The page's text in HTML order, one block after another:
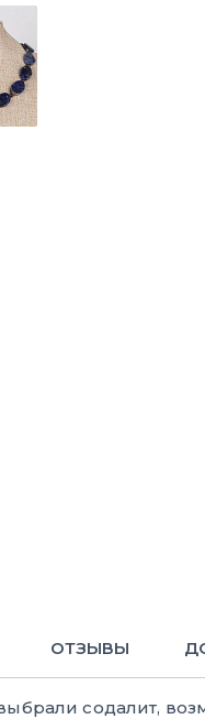
ОТЗЫВЫ
содалит,